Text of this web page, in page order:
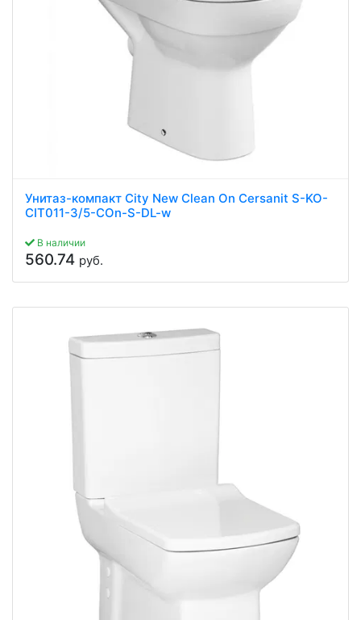
Унитаз-компакт City New Clean On Cersanit S-KO-
CIT011-3/5-COn-S-DL-w
В наличии
560.74 руб.